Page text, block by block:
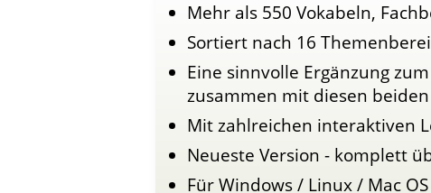
Mehr als 550 Vokabeln,
Sortiert nach 16
Eine sinnvolle Ergänzung
zusammen mit diesen
Mit zahlreichen interaktiven
Neueste Version - komplett
Für Windows / Linux / Mac